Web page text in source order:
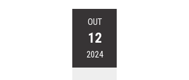
OUT
12
2024